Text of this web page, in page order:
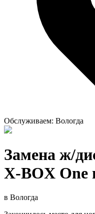
Обслуживаем: Вологда
Замена ж/
X-BOX One
в Вологда